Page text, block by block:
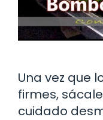
Una vez que
firmes,
cuidado